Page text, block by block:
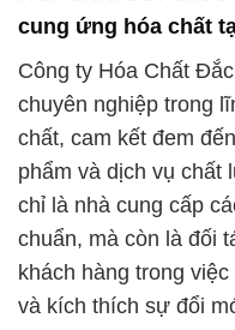
phẩm và dịch vụ chất
chỉ là nhà cung cấp
chuẩn, mà còn là đối
khách hàng trong
và kích thích sự đổi
### Tầm Nhìn và
1. **Đổi Mới và Phát
ngừng nỗ lực để thúc
trong ngành hóa chất.